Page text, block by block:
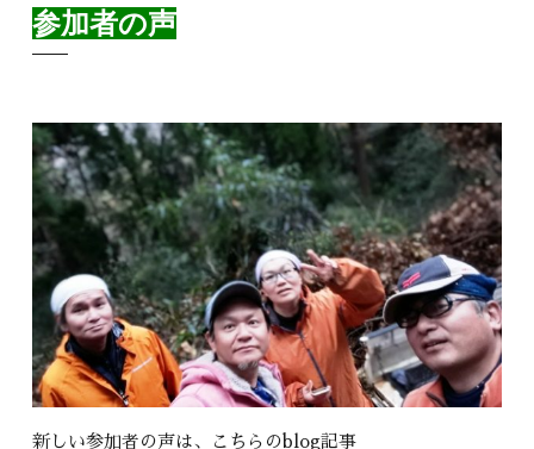
参加者の声
新しい参加者の声は、こちらのblog記事